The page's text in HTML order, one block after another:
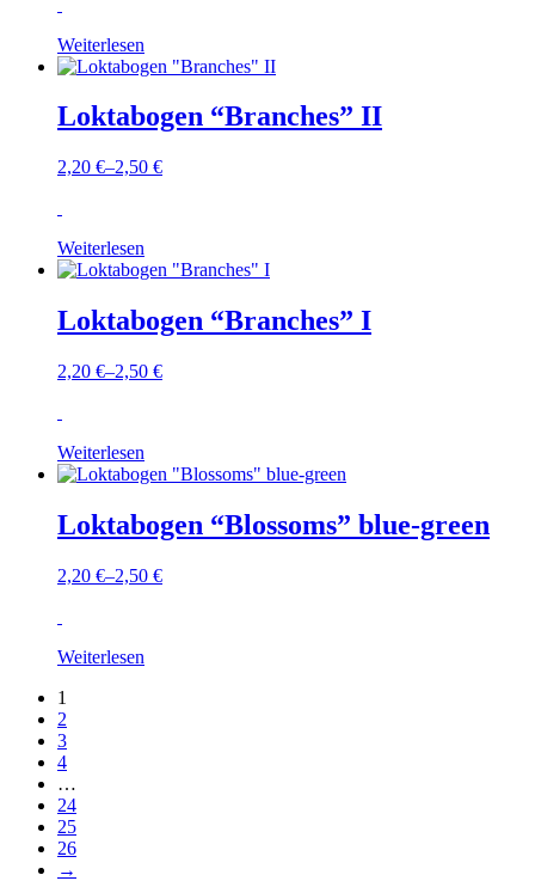
Weiterlesen
Loktabogen “Branches” II
2,20 €–2,50 €
Weiterlesen
Loktabogen “Branches” I
2,20 €–2,50 €
Weiterlesen
Loktabogen “Blossoms” blue-green
2,20 €–2,50 €
Weiterlesen
1
2
3
4
…
24
25
26
→